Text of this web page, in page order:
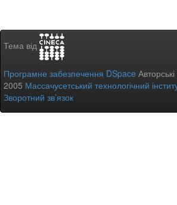
Тема від
Програмне забезпечення DSpace
2005 Массачусетський технологічний
Зворотний зв’язок